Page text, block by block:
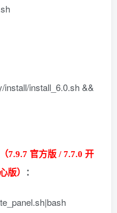
install_6.0.sh &&
（7.9.7 官方版 / 7.7.0 开
版）
：